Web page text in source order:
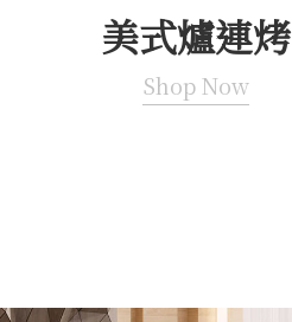
美式爐連烤
Shop Now